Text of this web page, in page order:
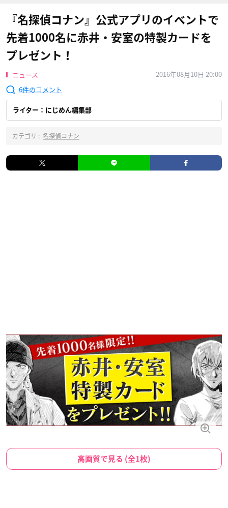
『名探偵コナン』公式アプリのイベントで
先着1000名に赤井・安室の特製カードを
プレゼント！
ニュース
2016年08月10日 20:00
6
ライター：にじめん編集部
カテゴリ : 名探偵コナン
高画質で見る (全1枚)